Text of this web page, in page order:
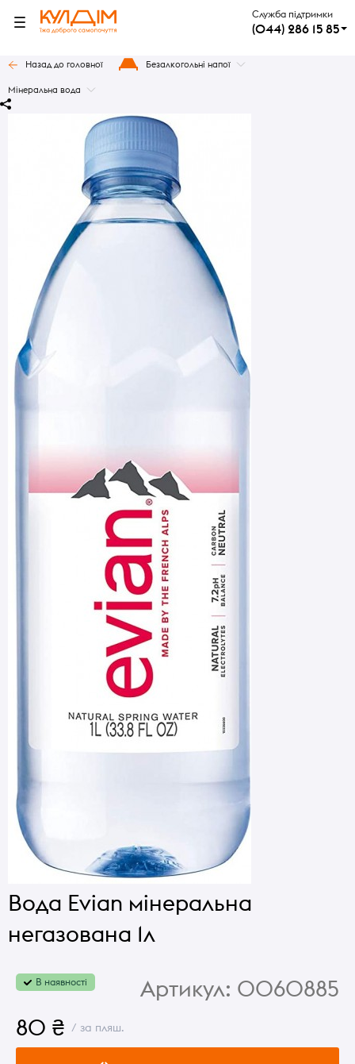
Служба підтримки
(044) 286 15 85
Назад до головної Безалкогольні напої
Мінеральна вода
Вода Evian мінеральна
негазована 1л
В наявності Артикул: 0060885
80 ₴ / за пляш.